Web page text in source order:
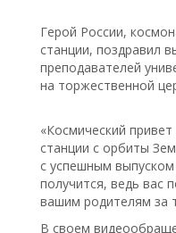
Герой России,
станции, поздравил
преподавателей
на торжественной
«Космический
станции с орбиты
с успешным
получится, ведь вас
вашим родителям за
В своем